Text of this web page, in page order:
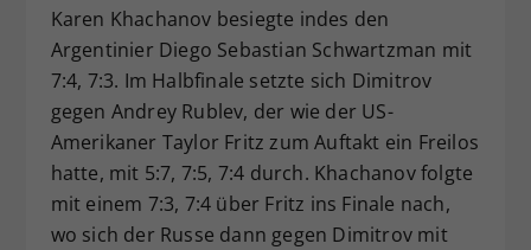
Karen Khachanov besiegte indes den
Argentinier Diego Sebastian Schwartzman mit
7:4, 7:3. Im Halbfinale setzte sich Dimitrov
gegen Andrey Rublev, der wie der US-
Amerikaner Taylor Fritz zum Auftakt ein Freilos
hatte, mit 5:7, 7:5, 7:4 durch. Khachanov folgte
mit einem 7:3, 7:4 über Fritz ins Finale nach,
wo sich der Russe dann gegen Dimitrov mit